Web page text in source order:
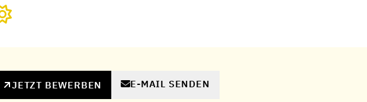
JETZT BEWERBEN E-MAIL SENDEN